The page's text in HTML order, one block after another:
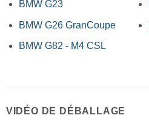
BMW G23
BMW G26 GranCoupe
BMW G82 - M4 CSL
VIDÉO DE DÉBALLAGE